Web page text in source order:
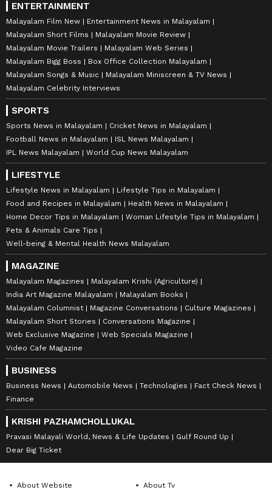
ENTERTAINMENT
Malayalam Film New
Entertainment News in Malayalam
Malayalam Short Films
Malayalam Movie Review
Malayalam Movie Trailers
Malayalam Web Series
Malayalam Bigg Boss
Box Office Collection Malayalam
Malayalam Songs & Music
Malayalam Miniscreen & TV News
Malayalam Celebrity Interviews
SPORTS
Sports News in Malayalam
Cricket News in Malayalam
Football News in Malayalam
ISL News Malayalam
IPL News Malayalam
World Cup News Malayalam
LIFESTYLE
Lifestyle News in Malayalam
Lifestyle Tips in Malayalam
Food and Recipes in Malayalam
Health News in Malayalam
Home Decor Tips in Malayalam
Woman Lifestyle Tips in Malayalam
Pets & Animals Care Tips
Well-being & Mental Health News Malayalam
MAGAZINE
Malayalam Magazines
Malayalam Krishi (Agriculture)
India Art Magazine Malayalam
Malayalam Books
Malayalam Columnist
Magazine Conversations
Culture Magazines
Malayalam Short Stories
Conversations Magazine
Web Exclusive Magazine
Web Specials Magazine
Video Cafe Magazine
BUSINESS
Business News Automobile News Technologies
Fact Check News
Finance
KRISHI PAZHAMCHOLLUKAL
Pravasi Malayali World, News & Life Updates
Gulf Round Up
Dear Big Ticket
About Website About Tv